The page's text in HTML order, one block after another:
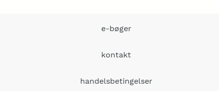
e-bøger
kontakt
handelsbetingelser